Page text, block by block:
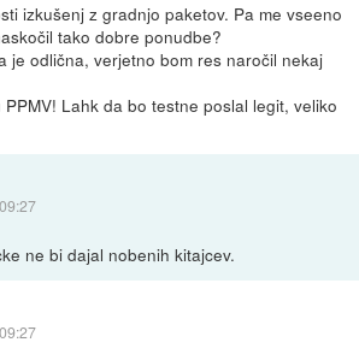
izkušenj z gradnjo paketov. Pa me vseeno
tako dobre ponudbe?
je odlična, verjetno bom res naročil nekaj
Lahk da bo testne poslal legit, veliko
ne bi dajal nobenih kitajcev.